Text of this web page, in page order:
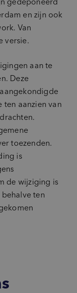
en zijn ook
Van
versie.
aan te
Deze
aanzien van
toezenden.
is
de wijziging is
ten